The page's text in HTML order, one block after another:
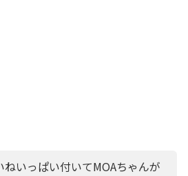
ねいっぱい付いてMOAちゃんが